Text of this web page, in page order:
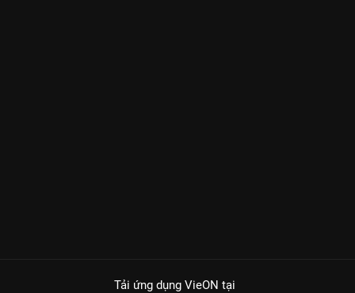
Tải ứng dụng VieON tại